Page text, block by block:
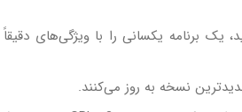
یک برنامه یکسانی را با ویژگی‌های